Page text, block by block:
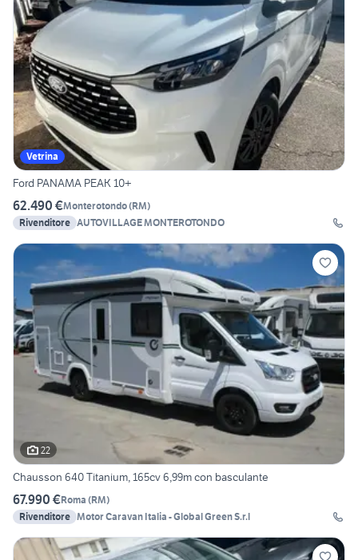
Vetrina
Ford PANAMA PEAK 10+
62.490 €Monterotondo(RM)
Rivenditore AUTOVILLAGE MONTEROTONDO
22
Chausson 640 Titanium, 165cv 6,99m con basculante
67.990 €Roma (RM)
Rivenditore Motor Caravan Italia - Global Green S.r.l